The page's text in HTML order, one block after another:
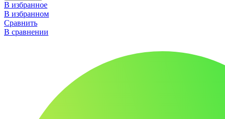
В избранное
В избранном
Сравнить
В сравнении